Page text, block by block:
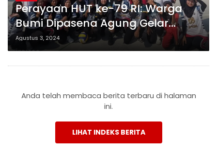
Perayaan HUT ke-79 RI: Warga
Bumi Dipasena Agung Gelar
Aneka Lomba dan Hiburan
Selama 20 Hari
Agustus 3, 2024
Anda telah membaca berita terbaru di halaman
ini.
LIHAT INDEKS BERITA